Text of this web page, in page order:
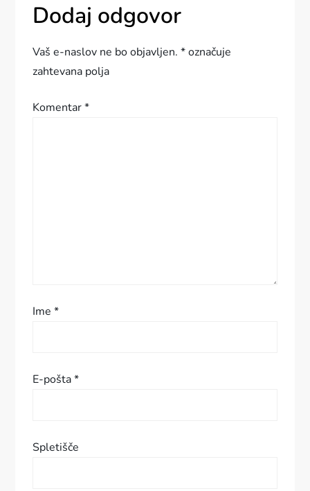
g
a
s
e
k
Dodaj odgovor
Vaš e-naslov ne bo objavljen. *označuje
zahtevana polja
Komentar*
Ime*
E-pošta*
Spletišče